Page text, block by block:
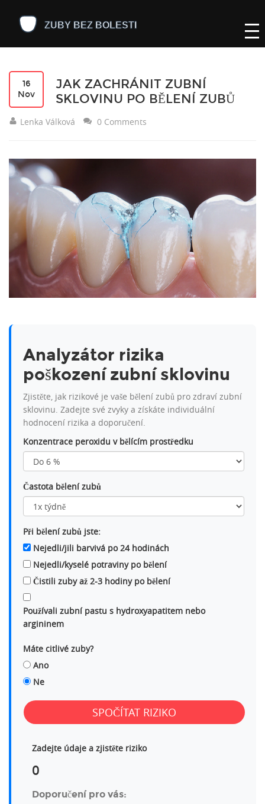
16
Nov
JAK ZACHRÁNIT ZUBNÍ
SKLOVINU PO BĚLENÍ ZUBŮ
Lenka Válková 0 Comments
Analyzátor rizika
poškození zubní sklovinu
Zjistěte, jak rizikové je vaše bělení zubů pro zdraví zubní
sklovinu. Zadejte své zvyky a získáte individuální
hodnocení rizika a doporučení.
Konzentrace peroxidu v bělícím prostředku
Častota bělení zubů
Při bělení zubů jste:
Nejedli/jili barvivá po 24 hodinách
Nejedli/kyselé potraviny po bělení
Čistili zuby až 2-3 hodiny po bělení
Používali zubní pastu s hydroxyapatitem nebo
argininem
Máte citlivé zuby?
Ano
Ne
SPOČÍTAT RIZIKO
Zadejte údaje a zjistěte riziko
0
Doporučení pro vás: